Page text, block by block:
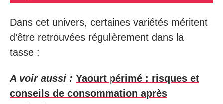
Dans cet univers, certaines variétés méritent
d’être retrouvées régulièrement dans la
tasse :
A voir aussi : Yaourt périmé : risques et
conseils de consommation après